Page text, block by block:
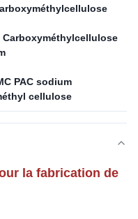
Carboxyméthylcellulose
PAC sodium
cellulose
la fabrication de